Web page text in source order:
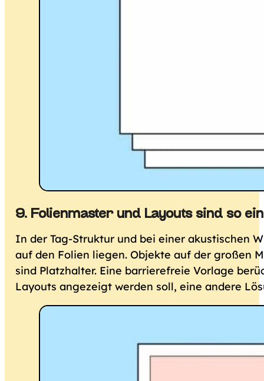
9. Folienmaster und Layouts sind so
In der Tag-Struktur und bei einer akustischen
auf den Folien liegen. Objekte auf der großen
sind Platzhalter. Eine barrierefreie Vorlage
Layouts angezeigt werden soll, eine andere